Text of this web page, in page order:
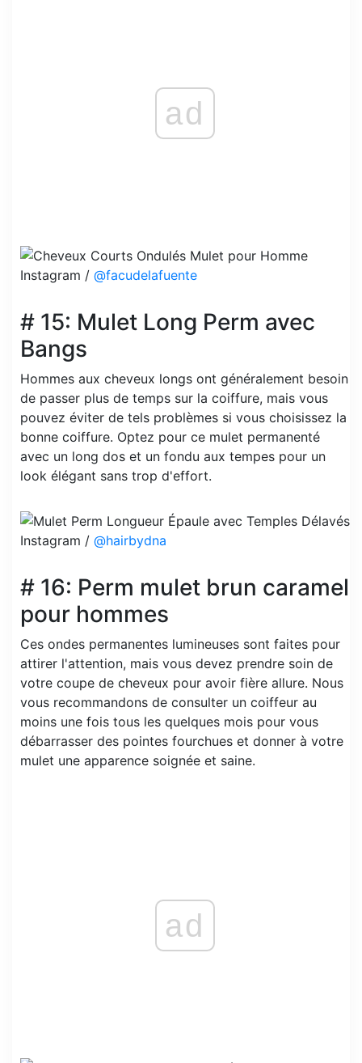
ad
Instagram / @facudelafuente
# 15: Mulet Long Perm avec
Bangs
Hommes aux cheveux longs ont généralement besoin
de passer plus de temps sur la coiffure, mais vous
pouvez éviter de tels problèmes si vous choisissez la
bonne coiffure. Optez pour ce mulet permanenté
avec un long dos et un fondu aux tempes pour un
look élégant sans trop d'effort.
Instagram / @hairbydna
# 16: Perm mulet brun caramel
pour hommes
Ces ondes permanentes lumineuses sont faites pour
attirer l'attention, mais vous devez prendre soin de
votre coupe de cheveux pour avoir fière allure. Nous
vous recommandons de consulter un coiffeur au
moins une fois tous les quelques mois pour vous
débarrasser des pointes fourchues et donner à votre
mulet une apparence soignée et saine.
ad